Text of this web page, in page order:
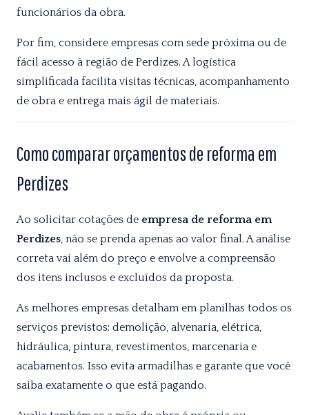
funcionários da obra.
Por fim, considere empresas com sede próxima ou de
fácil acesso à região de Perdizes. A logística
simplificada facilita visitas técnicas, acompanhamento
de obra e entrega mais ágil de materiais.
Como comparar orçamentos de reforma em
Perdizes
Ao solicitar cotações de empresa de reforma em
Perdizes, não se prenda apenas ao valor final. A análise
correta vai além do preço e envolve a compreensão
dos itens inclusos e excluídos da proposta.
As melhores empresas detalham em planilhas todos os
serviços previstos: demolição, alvenaria, elétrica,
hidráulica, pintura, revestimentos, marcenaria e
acabamentos. Isso evita armadilhas e garante que você
saiba exatamente o que está pagando.